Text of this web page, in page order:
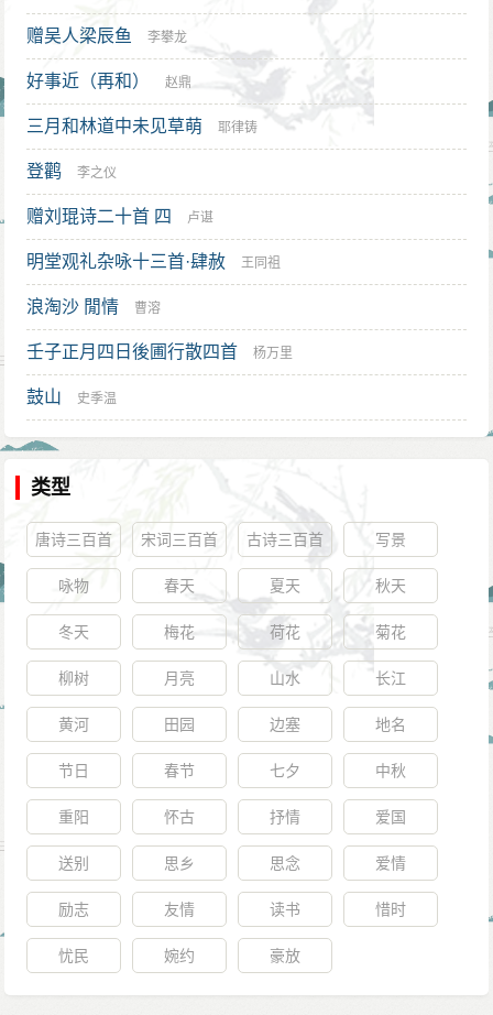
赠吴人梁辰鱼 李攀龙
好事近（再和） 赵鼎
三月和林道中未见草萌 耶律铸
登鹳 李之仪
赠刘琨诗二十首 四 卢谌
明堂观礼杂咏十三首·肆赦 王同祖
浪淘沙 閒情 曹溶
壬子正月四日後圃行散四首 杨万里
鼓山 史季温
类型
唐诗三百首 宋词三百首 古诗三百首 写景
咏物 春天 夏天 秋天
冬天 梅花 荷花 菊花
柳树 月亮 山水 长江
黄河 田园 边塞 地名
节日 春节 七夕 中秋
重阳 怀古 抒情 爱国
送别 思乡 思念 爱情
励志 友情 读书 惜时
忧民 婉约 豪放